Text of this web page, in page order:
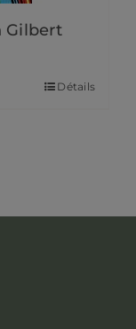
Gilbert
Détails